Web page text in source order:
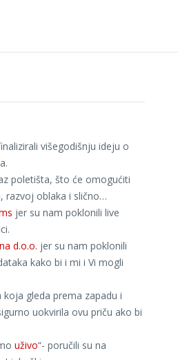
višegodišnju ideju o
poletišta, što će omogućiti
razvoj oblaka i slično…
jer su nam poklonili live
d.o.o. jer su nam poklonili
kako bi i mi i Vi mogli
gleda prema zapadu i
uokvirila ovu priču ako bi
uživo“- poručili su na